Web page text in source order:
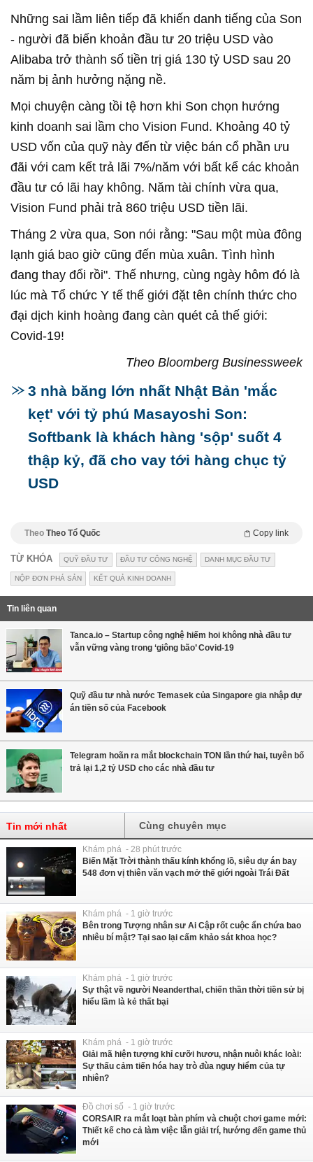
Những sai lầm liên tiếp đã khiến danh tiếng của Son
- người đã biến khoản đầu tư 20 triệu USD vào
Alibaba trở thành số tiền trị giá 130 tỷ USD sau 20
năm bị ảnh hưởng nặng nề.
Mọi chuyện càng tồi tệ hơn khi Son chọn hướng
kinh doanh sai lầm cho Vision Fund. Khoảng 40 tỷ
USD vốn của quỹ này đến từ việc bán cổ phần ưu
đãi với cam kết trả lãi 7%/năm với bất kể các khoản
đầu tư có lãi hay không. Năm tài chính vừa qua,
Vision Fund phải trả 860 triệu USD tiền lãi.
Tháng 2 vừa qua, Son nói rằng: "Sau một mùa đông
lạnh giá bao giờ cũng đến mùa xuân. Tình hình
đang thay đổi rồi". Thế nhưng, cùng ngày hôm đó là
lúc mà Tổ chức Y tế thế giới đặt tên chính thức cho
đại dịch kinh hoàng đang càn quét cả thế giới:
Covid-19!
Theo Bloomberg Businessweek
3 nhà băng lớn nhất Nhật Bản 'mắc
kẹt' với tỷ phú Masayoshi Son:
Softbank là khách hàng 'sộp' suốt 4
thập kỷ, đã cho vay tới hàng chục tỷ
USD
Theo Theo Tổ Quốc Copy link
TỪ KHÓA QUỸ ĐẦU TƯ ĐẦU TƯ CÔNG NGHỆ DANH MỤC ĐẦU TƯ
NỘP ĐƠN PHÁ SẢN KẾT QUẢ KINH DOANH
Tin liên quan
Tanca.io – Startup công nghệ hiếm hoi không nhà đầu tư
vẫn vững vàng trong ‘giông bão’ Covid-19
Quỹ đầu tư nhà nước Temasek của Singapore gia nhập dự
án tiền số của Facebook
Telegram hoãn ra mắt blockchain TON lần thứ hai, tuyên bố
trả lại 1,2 tỷ USD cho các nhà đầu tư
Tin mới nhất Cùng chuyên mục
Khám phá - 28 phút trước
Biến Mặt Trời thành thấu kính khổng lồ, siêu dự án bay
548 đơn vị thiên văn vạch mở thế giới ngoài Trái Đất
Khám phá - 1 giờ trước
Bên trong Tượng nhân sư Ai Cập rốt cuộc ẩn chứa bao
nhiêu bí mật? Tại sao lại cấm khảo sát khoa học?
Khám phá - 1 giờ trước
Sự thật về người Neanderthal, chiến thần thời tiền sử bị
hiểu lầm là kẻ thất bại
Khám phá - 1 giờ trước
Giải mã hiện tượng khỉ cưỡi hươu, nhận nuôi khác loài:
Sự thấu cảm tiến hóa hay trò đùa nguy hiểm của tự
nhiên?
Đồ chơi số - 1 giờ trước
CORSAIR ra mắt loạt bàn phím và chuột chơi game mới:
Thiết kế cho cả làm việc lẫn giải trí, hướng đến game thủ
mới